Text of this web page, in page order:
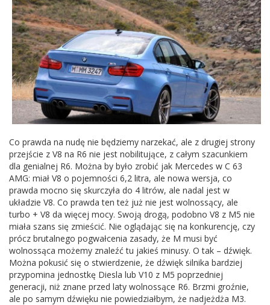
Co prawda na nudę nie będziemy narzekać, ale z drugiej strony
przejście z V8 na R6 nie jest nobilitujące, z całym szacunkiem
dla genialnej R6. Można by było zrobić jak Mercedes w C 63
AMG: miał V8 o pojemności 6,2 litra, ale nowa wersja, co
prawda mocno się skurczyła do 4 litrów, ale nadal jest w
układzie V8. Co prawda ten też już nie jest wolnossący, ale
turbo + V8 da więcej mocy. Swoją drogą, podobno V8 z M5 nie
miała szans się zmieścić. Nie oglądając się na konkurencję, czy
prócz brutalnego pogwałcenia zasady, że M musi być
wolnossąca możemy znaleźć tu jakieś minusy. O tak – dźwięk.
Można pokusić się o stwierdzenie, że dźwięk silnika bardziej
przypomina jednostkę Diesla lub V10 z M5 poprzedniej
generacji, niż znane przed laty wolnossące R6. Brzmi groźnie,
ale po samym dźwięku nie powiedziałbym, że nadjeżdża M3.